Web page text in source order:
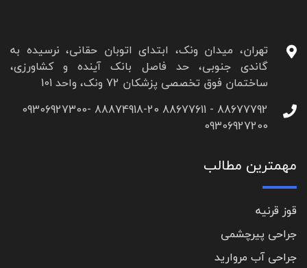
تهران، میدان ونک، ابتدای اتوبان حقانی، نرسیده به
گاندی جنوبی، حد فاصل بانک آینده و کشاورزی،
ساختمان فوق تخصصی پزشکان 72 ونک، واحد 101
88677792 - 88677611 88874918-20 09306927300-
09306927200
مهمترین مطالب
قوز قرنیه
جراحی پیرچشمی
جراحی آب مروارید